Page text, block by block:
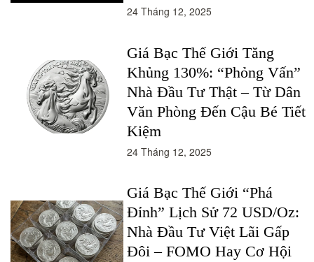
24 Tháng 12, 2025
Giá Bạc Thế Giới Tăng
Khủng 130%: “Phỏng Vấn”
Nhà Đầu Tư Thật – Từ Dân
Văn Phòng Đến Cậu Bé Tiết
Kiệm
24 Tháng 12, 2025
Giá Bạc Thế Giới “Phá
Đỉnh” Lịch Sử 72 USD/Oz:
Nhà Đầu Tư Việt Lãi Gấp
Đôi – FOMO Hay Cơ Hội